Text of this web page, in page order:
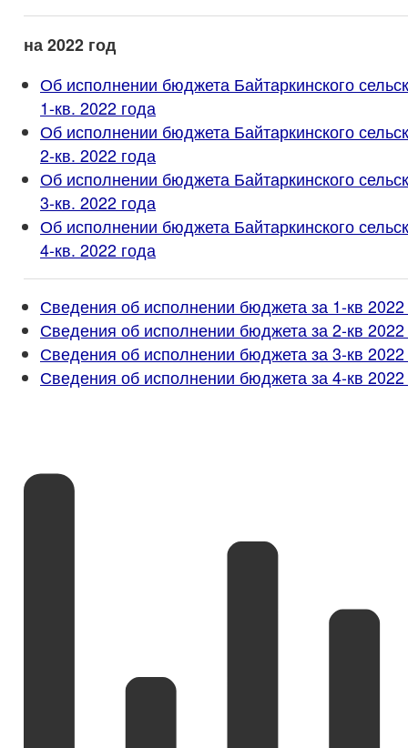
на 2022 год
Об исполнении бюджета Байтаркинского
1-кв. 2022 года
Об исполнении бюджета Байтаркинского
2-кв. 2022 года
Об исполнении бюджета Байтаркинского
3-кв. 2022 года
Об исполнении бюджета Байтаркинского
4-кв. 2022 года
Сведения об исполнении бюджета за 1-кв 2022
Сведения об исполнении бюджета за 2-кв 2022
Сведения об исполнении бюджета за 3-кв 2022
Сведения об исполнении бюджета за 4-кв 2022